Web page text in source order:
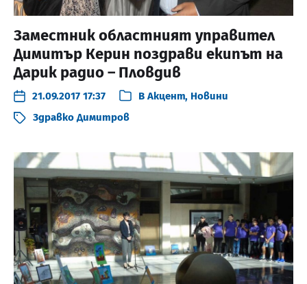
Заместник областният управител
Димитър Керин поздрави екипът на
Дарик радио – Пловдив
21.09.2017 17:37 В Акцент, Новини
Здравко Димитров